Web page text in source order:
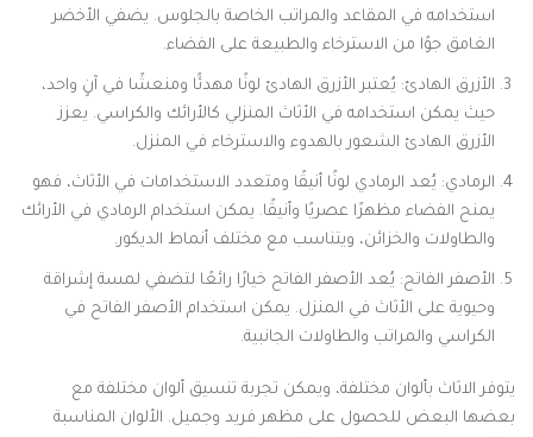
استخدامه في المقاعد والمراتب الخاصة بالجلوس. يضفي الأخضر
الغامق جوًا من الاسترخاء والطبيعة على الفضاء.
الأزرق الهادئ: يُعتبر الأزرق الهادئ لونًا مهدئًا ومنعشًا في آنٍ واحد،
حيث يمكن استخدامه في الأثاث المنزلي كالأرائك والكراسي. يعزز
الأزرق الهادئ الشعور بالهدوء والاسترخاء في المنزل.
الرمادي: يُعد الرمادي لونًا أنيقًا ومتعدد الاستخدامات في الأثاث، فهو
يمنح الفضاء مظهرًا عصريًا وأنيقًا. يمكن استخدام الرمادي في الأرائك
والطاولات والخزائن، ويتناسب مع مختلف أنماط الديكور.
الأصفر الفاتح: يُعد الأصفر الفاتح خيارًا رائعًا لتضفي لمسة إشراقة
وحيوية على الأثاث في المنزل. يمكن استخدام الأصفر الفاتح في
الكراسي والمراتب والطاولات الجانبية.
يتوفر الاثاث بألوان مختلفة، ويمكن تجربة تنسيق ألوان مختلفة مع
بعضها البعض للحصول على مظهر فريد وجميل. الألوان المناسبة